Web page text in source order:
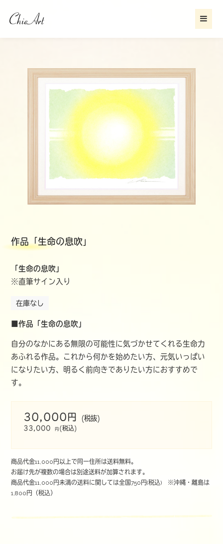
作品「生命の息吹」
「生命の息吹」
※直筆サイン入り
在庫なし
■作品「生命の息吹」
自分のなかにある無限の可能性に気づかせてくれる生命力
あふれる作品。これから何かを始めたい方、元気いっぱい
になりたい方、明るく前向きでありたい方におすすめで
す。
30,000円 (税抜)
33,000 円(税込)
商品代金11,000円以上で同一住所は送料無料。
お届け先が複数の場合は別途送料が加算されます。
商品代金11,000円未満の送料に関しては全国750円(税込) ※沖縄・離島は
1,800円（税込）